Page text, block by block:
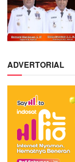
ADVERTORIAL